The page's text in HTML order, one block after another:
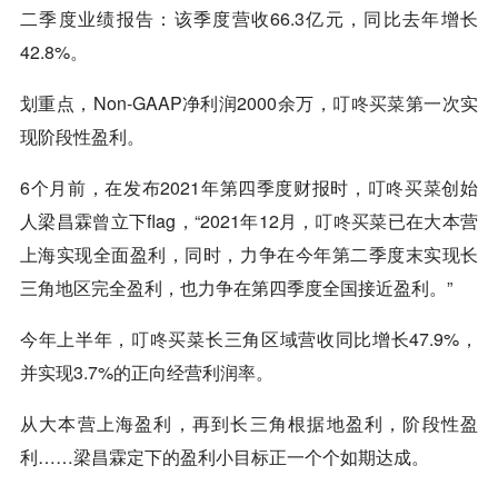
二季度业绩报告：该季度营收66.3亿元，同比去年增长
42.8%。
划重点，Non-GAAP净利润2000余万， 叮咚买菜第一次实
现阶段性盈利。
6个月前，在发布2021年第四季度财报时， 叮咚买菜创始
人梁昌霖曾立下flag，“2021年12月， 叮咚买菜已在大本营
上海实现全面盈利，同时，力争在今年第二季度末实现长
三角地区完全盈利，也力争在第四季度全国接近盈利。”
今年上半年， 叮咚买菜长三角区域营收同比增长47.9%，
并实现3.7%的正向经营利润率。
从大本营上海盈利，再到长三角根据地盈利，阶段性盈
利……梁昌霖定下的盈利小目标正一个个如期达成。